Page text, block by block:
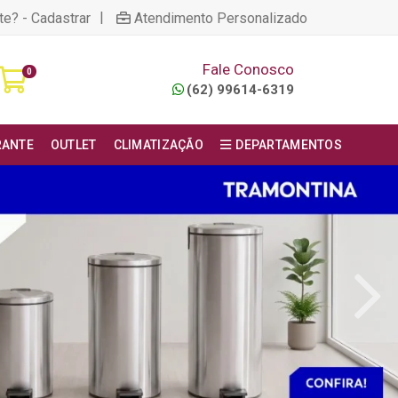
- Cadastrar | Atendimento Personalizado
0 Fale Conosco
(62) 99614-6319
OUTLET CLIMATIZAÇÃO DEPARTAMENTOS